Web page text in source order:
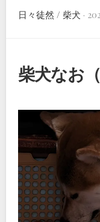
日々徒然 / 柴犬 ·
柴犬なお（